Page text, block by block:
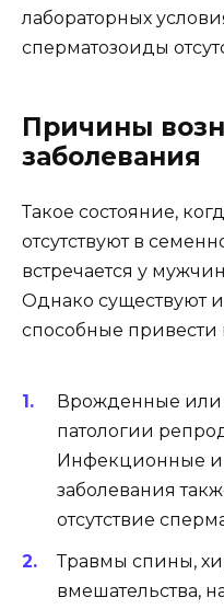
лабораторных
сперматозоиды
Причины
заболевания
Такое состояние,
отсутствуют в
встречается у
Однако существуют
способные привести
Врожденные или
патологии
Инфекционные и
заболевания
отсутствие
Травмы спины,
вмешательства,